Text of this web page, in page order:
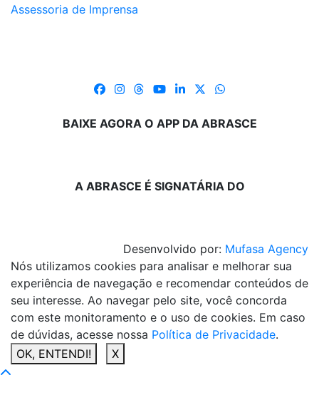
Assessoria de Imprensa
BAIXE AGORA O APP DA ABRASCE
A ABRASCE É SIGNATÁRIA DO
Desenvolvido por: Mufasa Agency
Nós utilizamos cookies para analisar e melhorar sua
experiência de navegação e recomendar conteúdos de
seu interesse. Ao navegar pelo site, você concorda
com este monitoramento e o uso de cookies. Em caso
de dúvidas, acesse nossa Política de Privacidade.
OK, ENTENDI!
X